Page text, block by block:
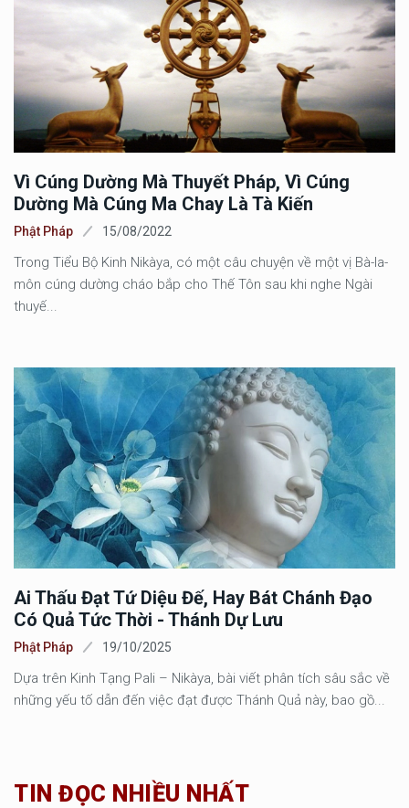
Vì Cúng Dường Mà Thuyết Pháp, Vì Cúng
Dường Mà Cúng Ma Chay Là Tà Kiến
Phật Pháp 15/08/2022
Trong Tiểu Bộ Kinh Nikàya, có một câu chuyện về một vị Bà-la-
môn cúng dường cháo bắp cho Thế Tôn sau khi nghe Ngài
thuyế...
Ai Thấu Đạt Tứ Diệu Đế, Hay Bát Chánh Đạo
Có Quả Tức Thời - Thánh Dự Lưu
Phật Pháp 19/10/2025
Dựa trên Kinh Tạng Pali – Nikàya, bài viết phân tích sâu sắc về
những yếu tố dẫn đến việc đạt được Thánh Quả này, bao gồ...
TIN ĐỌC NHIỀU NHẤT